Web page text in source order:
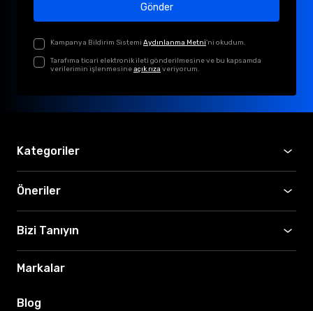
Gönder
Kampanya Bildirim Sistemi Aydınlanma Metni'ni okudum.
Tarafıma ticari elektronik ileti gönderilmesine ve bu kapsamda
verilerimin işlenmesineaçık rıza veriyorum.
Kategoriler
Öneriler
Bizi Tanıyın
Markalar
Blog